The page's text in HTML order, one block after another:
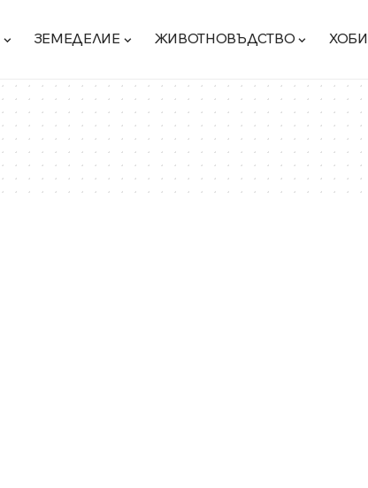
ЗЕМЕДЕЛИЕ ЖИВОТНОВЪДСТВО ХОБИ